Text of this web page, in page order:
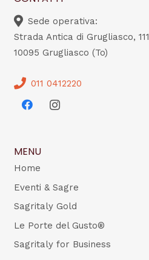
Sede operativa:
Strada Antica di Grugliasco, 111
10095 Grugliasco (To)
011 0412220
MENU
Home
Eventi & Sagre
Sagritaly Gold
Le Porte del Gusto®
Sagritaly for Business